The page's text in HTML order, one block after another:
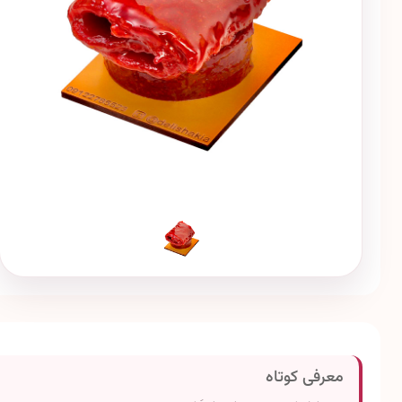
معرفی کوتاه